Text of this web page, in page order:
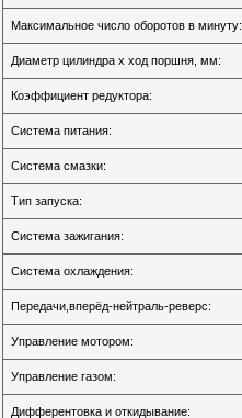
Максимальное число оборотов в минуту:
Диаметр цилиндра х ход поршня, мм:
Коэффициент редуктора:
Система питания:
Система смазки:
Тип запуска:
Система зажигания:
Система охлаждения:
Передачи,вперёд-нейтраль-реверс:
Управление мотором:
Управление газом:
Дифферентовка и откидывание: